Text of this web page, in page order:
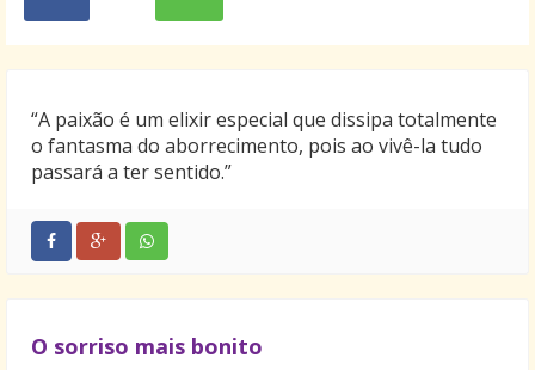
“A paixão é um elixir especial que dissipa totalmente
o fantasma do aborrecimento, pois ao vivê-la tudo
passará a ter sentido.”
O sorriso mais bonito